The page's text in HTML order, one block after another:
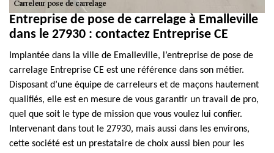
Entreprise de pose de carrelage à Emalleville
dans le 27930 : contactez Entreprise CE
Implantée dans la ville de Emalleville, l’entreprise de pose de
carrelage Entreprise CE est une référence dans son métier.
Disposant d’une équipe de carreleurs et de maçons hautement
qualifiés, elle est en mesure de vous garantir un travail de pro,
quel que soit le type de mission que vous voulez lui confier.
Intervenant dans tout le 27930, mais aussi dans les environs,
cette société est un prestataire de choix aussi bien pour les